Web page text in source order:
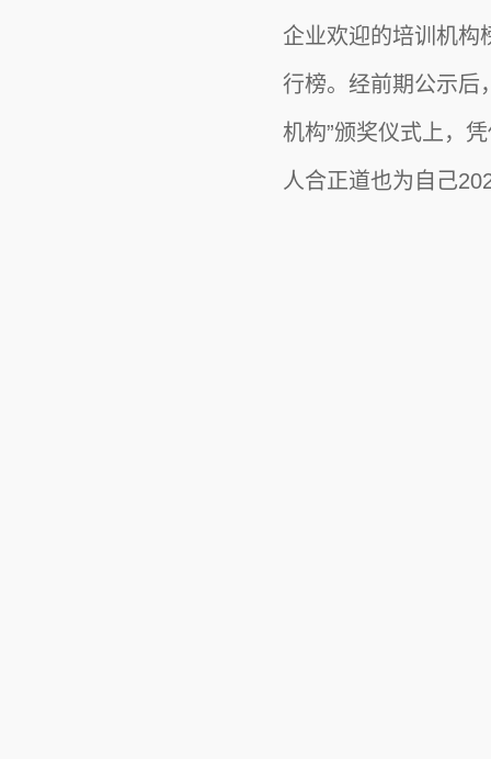
企业欢迎的培训机构
行榜。经前期公示后
机构”颁奖仪式上，
人合正道也为自己